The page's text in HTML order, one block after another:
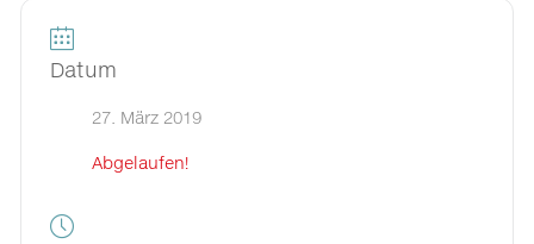
Datum
27. März 2019
Abgelaufen!